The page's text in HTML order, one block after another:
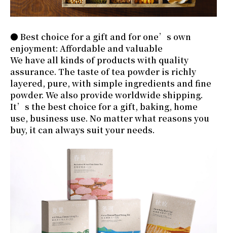
● Best choice for a gift and for one’s own
enjoyment: Affordable and valuable
We have all kinds of products with quality
assurance. The taste of tea powder is richly
layered, pure, with simple ingredients and fine
powder. We also provide worldwide shipping.
It’s the best choice for a gift, baking, home
use, business use. No matter what reasons you
buy, it can always suit your needs.